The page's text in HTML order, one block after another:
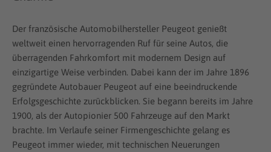
Der französische Automobilhersteller Peugeot genießt
weltweit einen hervorragenden Ruf für seine Autos, die
überragenden Fahrkomfort mit modernem Design auf
einzigartige Weise verbinden. Dabei kann der im Jahre 1896
gegründete Autobauer Peugeot auf eine beeindruckende
Erfolgsgeschichte zurückblicken. Sie begann bereits im Jahre
1900, als der Autopionier 500 Fahrzeuge auf den Markt
brachte. Im Verlaufe seiner Firmengeschichte gelang es
Peugeot immer wieder, mit technischen Neuerungen